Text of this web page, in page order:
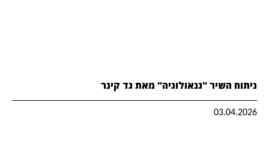
ניתוח השיר "גנאולוגיה" מאת גד קינר
03.04.2026